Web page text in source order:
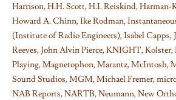
Harrison,H.H. Scott,H.I. Reiskind,Harman-
Howard A. Chinn,Ike Rodman,
(Institute of Radio Engineers),Isabel Capps,
Reeves,John Alvin Pierce,KNIGHT,Kolster,
Playing,Magnetophon,Marantz,McIntosh,
Sound Studios,MGM,Michael Fremer,
NAB Reports,NARTB,Neumann,New